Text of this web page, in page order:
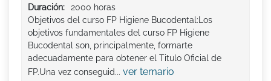
Duración:
2000 horas
Objetivos del curso FP Higiene Bucodental:Los
objetivos fundamentales del curso FP Higiene
Bucodental son, principalmente, formarte
adecuadamente para obtener el Titulo Oficial de
FP.Una vez conseguid... ver temario